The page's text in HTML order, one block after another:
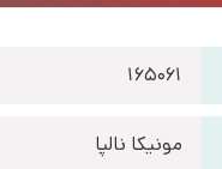
165061
مونیکا نالپا